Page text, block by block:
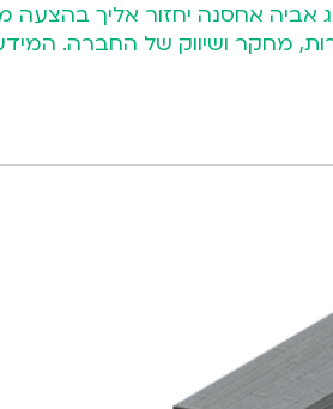
מחקר ושיווק של החברה.